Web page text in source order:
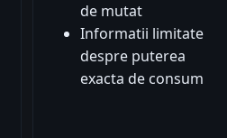
de mutat
Informatii limitate
despre puterea
exacta de consum